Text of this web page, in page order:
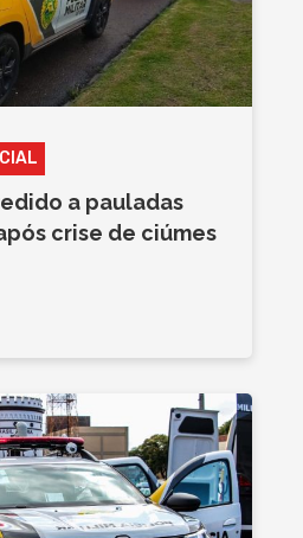
a pauladas
crise de ciúmes